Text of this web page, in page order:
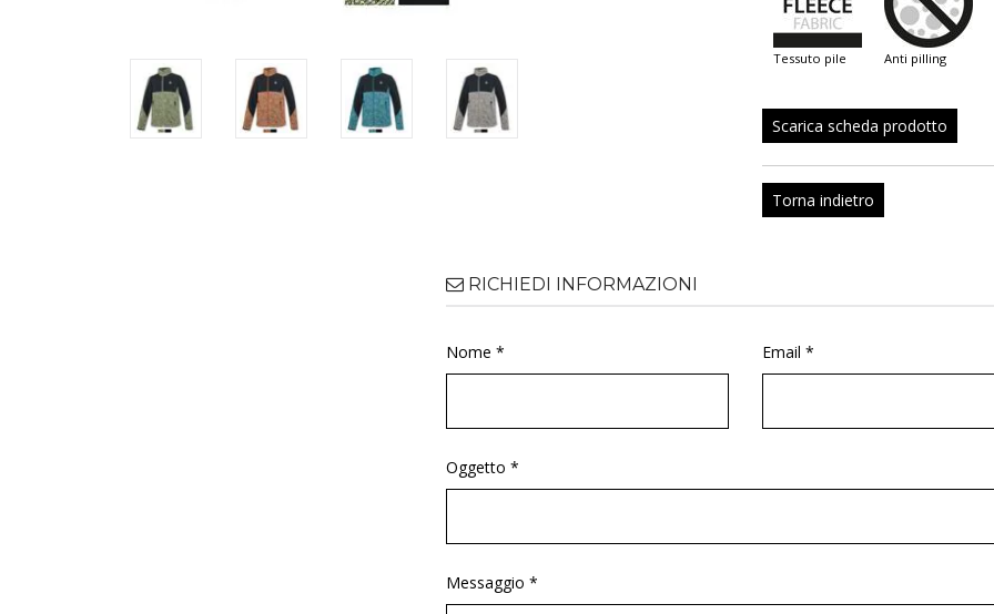
tessuto pile anti pilling
Scarica scheda prodotto
Torna indietro
RICHIEDI INFORMAZIONI
Nome * Email *
Oggetto *
Messaggio *